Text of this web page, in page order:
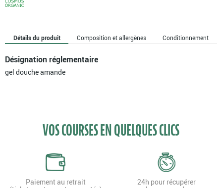
Détails du produit Composition et allergènes Conditionnement
Désignation réglementaire
gel douche amande
VOS COURSES EN QUELQUES CLICS
Paiement au retrait 24h pour récupérer